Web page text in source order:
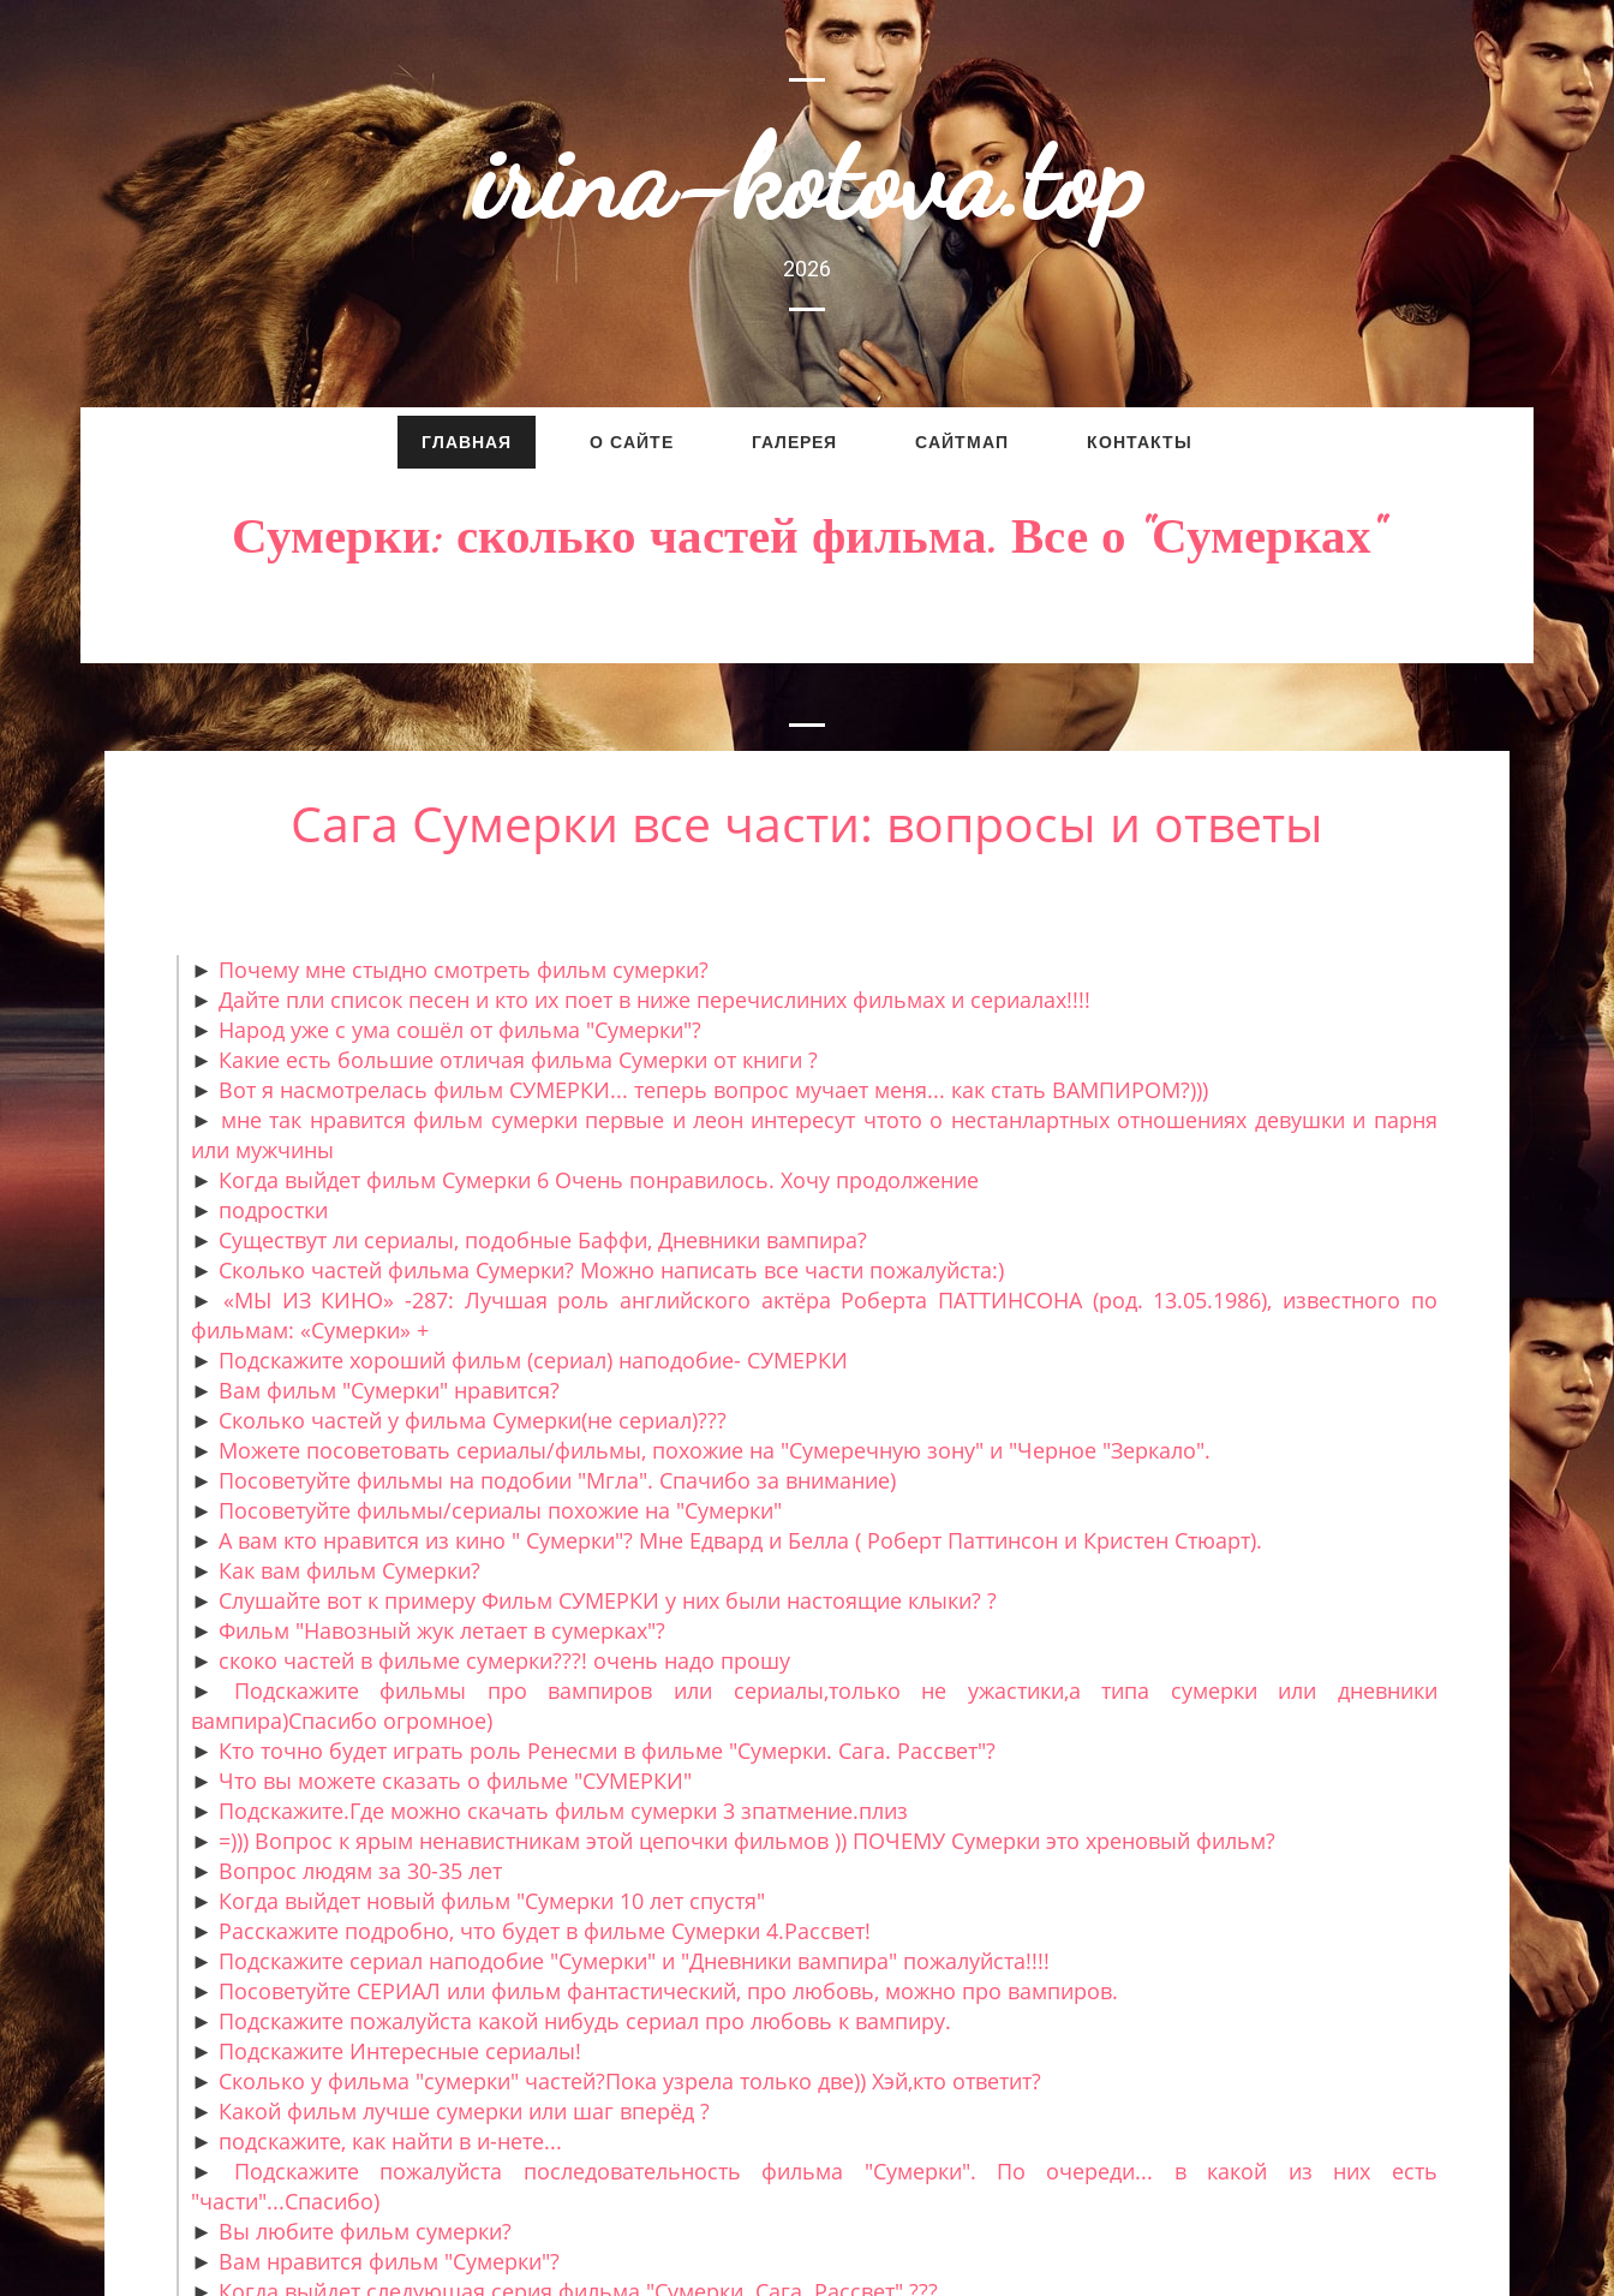
irina-kotova.top
2026
ГЛАВНАЯ О САЙТЕ ГАЛЕРЕЯ САЙТМАП КОНТАКТЫ
Сумерки: сколько частей фильма. Все о "Сумерках"
Сага Сумерки все части: вопросы и ответы
► Почему мне стыдно смотреть фильм сумерки?
►Дайте пли список песен и кто их поет в ниже перечислиних фильмах и сериалах!!!!
► Народ уже с ума сошёл от фильма "Сумерки"?
► Какие есть большие отличая фильма Сумерки от книги ?
► Вот я насмотрелась фильм СУМЕРКИ... теперь вопрос мучает меня... как стать ВАМПИРОМ?)))
► мне так нравится фильм сумерки первые и леон интересут чтото о нестанлартных отношениях девушки и парня
или мужчины
► Когда выйдет фильм Сумерки 6 Очень понравилось. Хочу продолжение
► подростки
► Существут ли сериалы, подобные Баффи, Дневники вампира?
► Сколько частей фильма Сумерки? Можно написать все части пожалуйста:)
► «МЫ ИЗ КИНО» -287: Лучшая роль английского актёра Роберта ПАТТИНСОНА (род. 13.05.1986), известного по
фильмам: «Сумерки» +
► Подскажите хороший фильм (сериал) наподобие- СУМЕРКИ
► Вам фильм "Сумерки" нравится?
► Сколько частей у фильма Сумерки(не сериал)???
► Можете посоветовать сериалы/фильмы, похожие на "Сумеречную зону" и "Черное "Зеркало".
► Посоветуйте фильмы на подобии "Мгла". Спачибо за внимание)
► Посоветуйте фильмы/сериалы похожие на "Сумерки"
►А вам кто нравится из кино " Сумерки"? Мне Едвард и Белла ( Роберт Паттинсон и Кристен Стюарт).
► Как вам фильм Сумерки?
► Слушайте вот к примеру Фильм СУМЕРКИ у них были настоящие клыки? ?
► Фильм "Навозный жук летает в сумерках"?
► скоко частей в фильме сумерки???! очень надо прошу
► Подскажите фильмы про вампиров или сериалы,только не ужастики,а типа сумерки или дневники
вампира)Спасибо огромное)
► Кто точно будет играть роль Ренесми в фильме "Сумерки. Сага. Рассвет"?
► Что вы можете сказать о фильме "СУМЕРКИ"
► Подскажите.Где можно скачать фильм сумерки 3 зпатмение.плиз
► =))) Вопрос к ярым ненавистникам этой цепочки фильмов )) ПОЧЕМУ Сумерки это хреновый фильм?
► Вопрос людям за 30-35 лет
► Когда выйдет новый фильм "Сумерки 10 лет спустя"
► Расскажите подробно, что будет в фильме Сумерки 4.Рассвет!
► Подскажите сериал наподобие "Сумерки" и "Дневники вампира" пожалуйста!!!!
► Посоветуйте СЕРИАЛ или фильм фантастический, про любовь, можно про вампиров.
► Подскажите пожалуйста какой нибудь сериал про любовь к вампиру.
► Подскажите Интересные сериалы!
► Сколько у фильма "сумерки" частей?Пока узрела только две)) Хэй,кто ответит?
► Какой фильм лучше сумерки или шаг вперёд ?
► подскажите, как найти в и-нете...
► Подскажите пожалуйста последовательность фильма "Сумерки". По очереди... в какой из них есть
"части"...Спасибо)
► Вы любите фильм сумерки?
► Вам нравится фильм "Сумерки"?